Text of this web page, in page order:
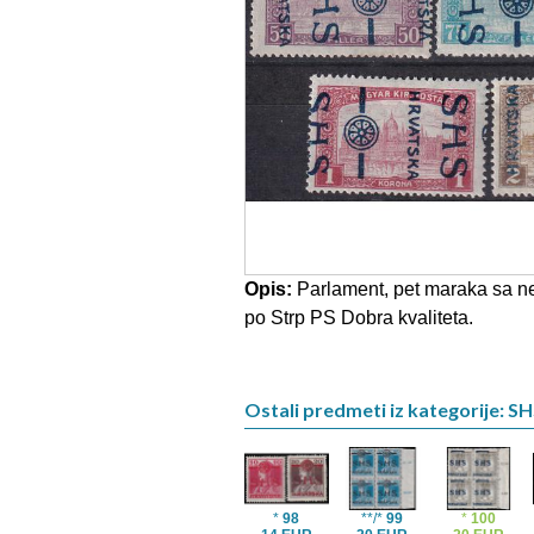
Opis: Parlament, pet maraka sa
po Strp PS Dobra kvaliteta.
Ostali predmeti iz kategorije:
*98
**/*99
* 100